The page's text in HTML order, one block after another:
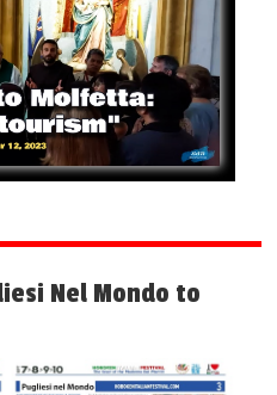
Nel Mondo to